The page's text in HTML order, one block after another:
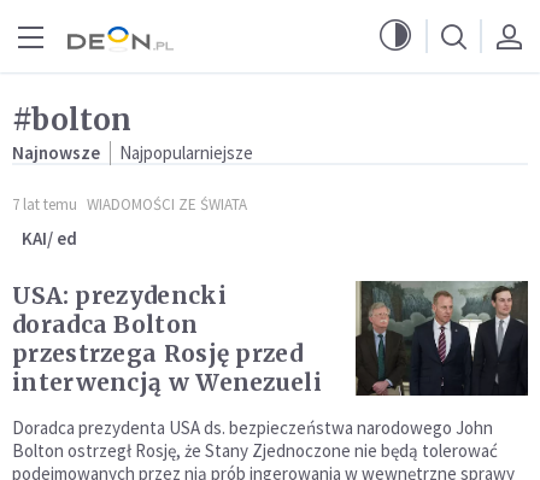
#bolton
Najnowsze Najpopularniejsze
7 lat temu WIADOMOŚCI ZE ŚWIATA
KAI/ ed
USA: prezydencki
doradca Bolton
przestrzega Rosję przed
interwencją w Wenezueli
Doradca prezydenta USA ds. bezpieczeństwa narodowego John
Bolton ostrzegł Rosję, że Stany Zjednoczone nie będą tolerować
podejmowanych przez nią prób ingerowania w wewnętrzne sprawy